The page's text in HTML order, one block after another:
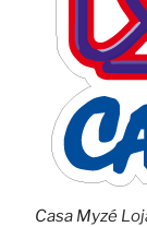
Casa Myzé